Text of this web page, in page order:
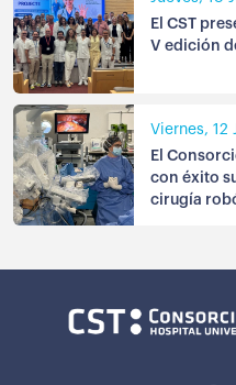
El CST
V edición
Viernes, 12
El
con éxito
cirugía